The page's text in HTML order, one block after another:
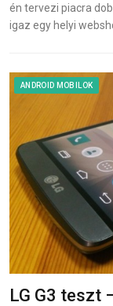
én tervezi piacra
igaz egy helyi
ANDROID MOBILOK
LG G3 teszt